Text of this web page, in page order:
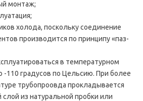
монтаж;
холода, поскольку соединение
производится по принципу «паз-
в температурном
-110 градусов по Цельсию. При более
трубопроовда прокладывается
из натуральной пробки или